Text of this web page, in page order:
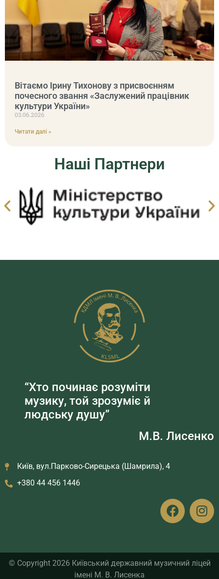
Вітаємо Ірину Тихонову з присвоєнням
почесного звання «Заслужений працівник
культури України»
03.06.2026
Читати далі »
Наші Партнери
“Хто починає розуміти
музику, той зрозуміє й
людську душу”
М.В. Лисенко
Київ, вул.Парково-Сирецька (Шамрила), 4
+380 44 456 1446
© Copyright 2026 Київський державний музичний ліцей
імені М. В. Лисенка